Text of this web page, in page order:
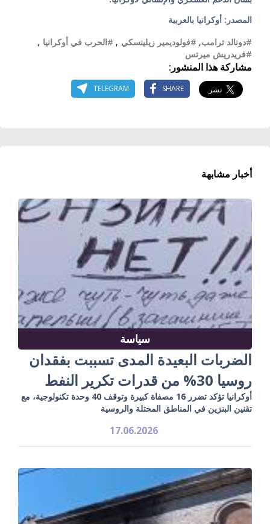
المصدر: أوكرانيا بالعربية
#دونالد ترامب, #فولوديمير زيلينسكي , #الحرب في أوكرانيا ,
#فريدريش ميرتس
مشاركة هذا المنشور:
SHARE
TELEGRAM
أخبار مشابهة
سياسة
الضربات البعيدة المدى تسببت بفقدان
روسيا 30% من قدرات تكرير النفط
أوكرانيا تؤكد تضرر 16 مصفاة كبيرة وتوقف 40 وحدة تكنولوجية، مع
تقنين البنزين في المناطق المحتلة والروسية
17.06.2026